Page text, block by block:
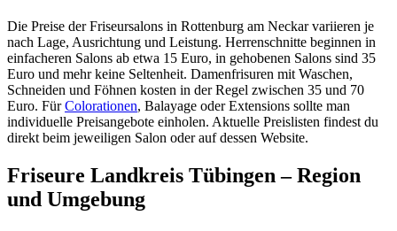
Die Preise der Friseursalons in Rottenburg am Neckar variieren je
nach Lage, Ausrichtung und Leistung. Herrenschnitte beginnen in
einfacheren Salons ab etwa 15 Euro, in gehobenen Salons sind 35
Euro und mehr keine Seltenheit. Damenfrisuren mit Waschen,
Schneiden und Föhnen kosten in der Regel zwischen 35 und 70
Euro. FürColorationen, Balayage oder Extensions sollte man
individuelle Preisangebote einholen. Aktuelle Preislisten findest du
direkt beim jeweiligen Salon oder auf dessen Website.
Friseure Landkreis Tübingen – Region
und Umgebung